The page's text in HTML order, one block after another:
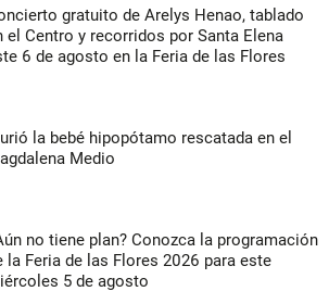
gratuito de Arelys Henao, tablado
el Centro y recorridos por Santa Elena
6 de agosto en la Feria de las Flores
la bebé hipopótamo rescatada en el
Medio
no tiene plan? Conozca la programación
la Feria de las Flores 2026 para este
5 de agosto